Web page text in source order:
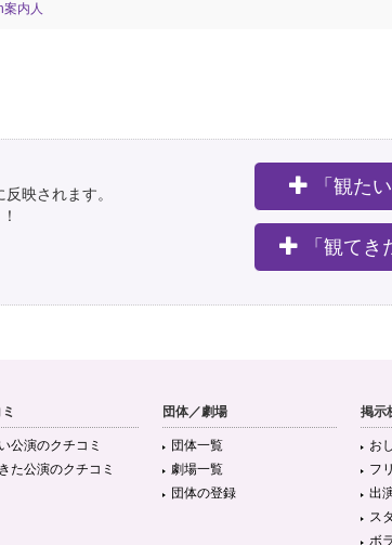
内人
映されます。
「観た
「観て
公演のクチコミ
た公演のクチコミ
団体／劇場
団体一覧
劇場一覧
団体の登録
掲示
お
フ
出
ス
ボ